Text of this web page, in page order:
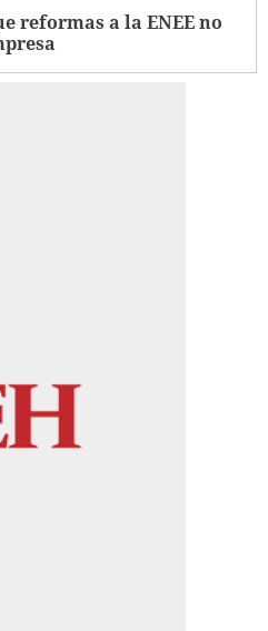
reformas a la ENEE no